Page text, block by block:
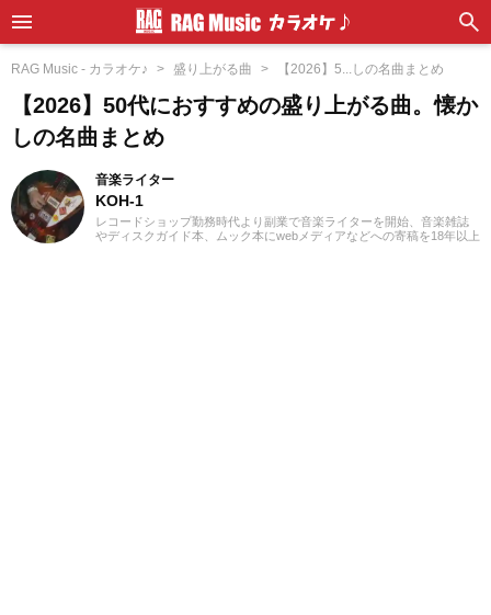
RAG Music - カラオケ♪ 盛り上がる曲 【2026】5...しの名曲まとめ
【2026】50代におすすめの盛り上がる曲。懐か
しの名曲まとめ
音楽ライター
KOH-1
レコードショップ勤務時代より副業で音楽ライターを開始、音楽雑誌
やディスクガイド本、ムック本にwebメディアなどへの寄稿を18年以上